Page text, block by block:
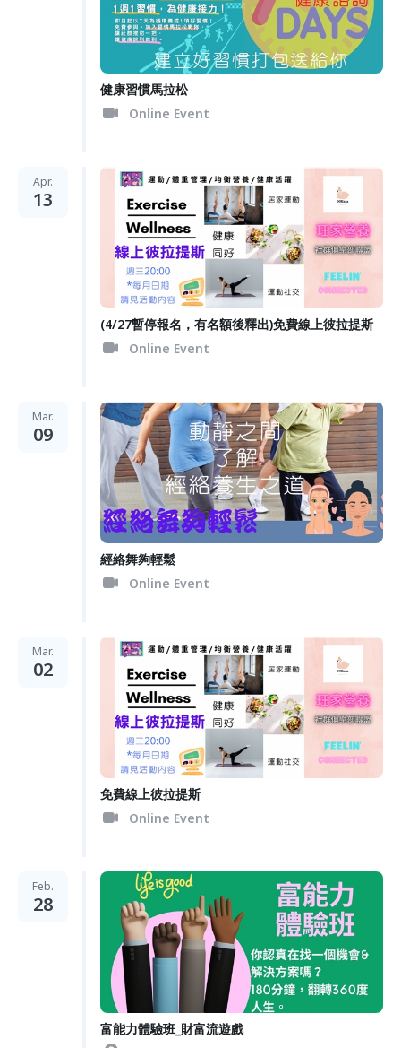
健康習慣馬拉松
Online Event
Apr.
13
(4/27暫停報名，有名額後釋出)免費線上彼拉提斯
Online Event
Mar.
09
經絡舞夠輕鬆
Online Event
Mar.
02
免費線上彼拉提斯
Online Event
Feb.
28
富能力體驗班_財富流遊戲